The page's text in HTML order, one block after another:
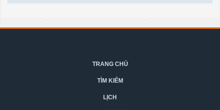
TRANG CHỦ
TÌM KIẾM
LỊCH